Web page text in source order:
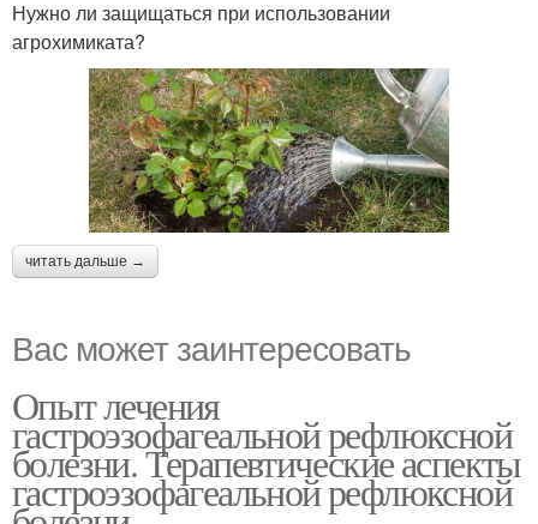
Нужно ли защищаться при использовании
агрохимиката?
читать дальше →
Вас может заинтересовать
Опыт лечения
гастроэзофагеальной рефлюксной
болезни. Терапевтические аспекты
гастроэзофагеальной рефлюксной